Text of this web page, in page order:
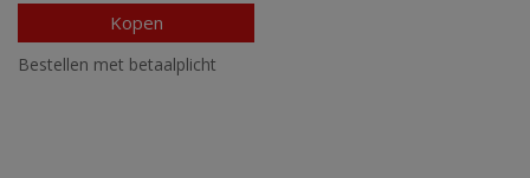
Kopen
Bestellen met betaalplicht